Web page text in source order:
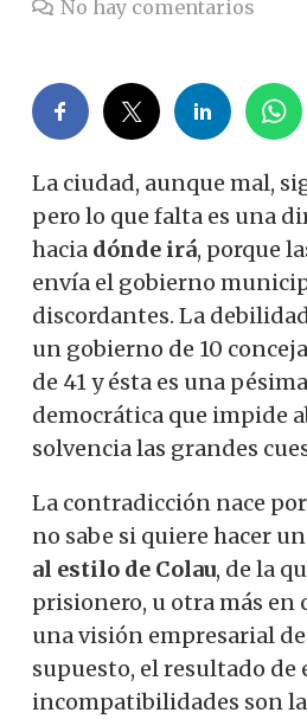
No hay comentarios
La ciudad, aunque mal,
pero lo que falta es una
hacia dónde irá, porque
envía el gobierno
discordantes. La
un gobierno de 10
de 41 y ésta es una
democrática que impide
solvencia las grandes
La contradicción nace
no sabe si quiere hacer
al estilo de Colau, de la
prisionero, u otra más en
una visión empresarial
supuesto, el resultado de
incompatibilidades son